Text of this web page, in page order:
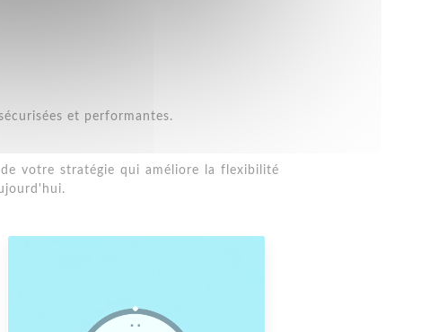
et performantes.
votre stratégie qui améliore la flexibilité